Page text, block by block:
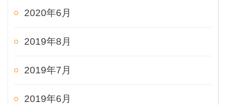
2020年6月
2019年8月
2019年7月
2019年6月